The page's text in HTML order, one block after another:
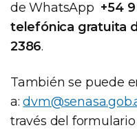
de WhatsApp +54
telefónica gratuita
2386.
También se puede
a:
través del